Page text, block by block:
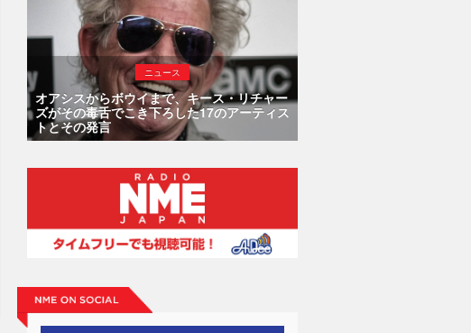
ニュース
オアシスからボウイまで、キース・リチャー
ズがその毒舌でこき下ろした17のアーティス
トとその発言